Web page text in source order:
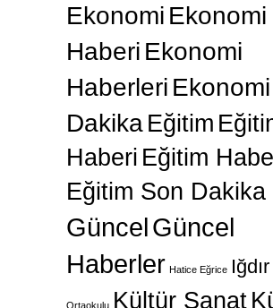
Ekonomi Ekonomi
Haberi Ekonomi
Haberleri
Dakika Eğitim
Haberi Eğitim
Eğitim Son Dakika
GüncelGüncel
Haberler Hatice Eğrice Iğdır
Ortaokulu Kültür Sanat